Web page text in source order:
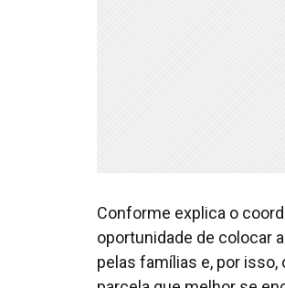
Conforme explica o
oportunidade de colocar
pelas famílias e, por